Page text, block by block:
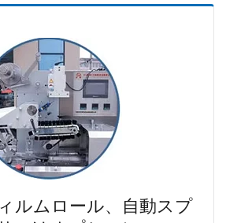
ルムロール、自動スプ